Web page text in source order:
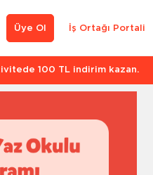
İş Ortağı Portali
Üye Ol
100 TL indirim kazan.